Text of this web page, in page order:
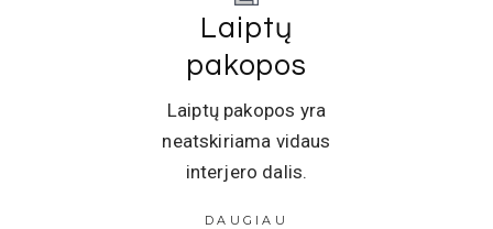
Laiptų
pakopos
Laiptų pakopos yra
neatskiriama vidaus
interjero dalis.
DAUGIAU